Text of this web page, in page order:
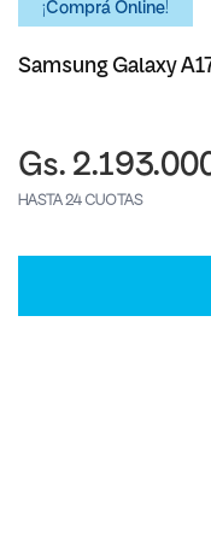
¡Comprá Online!
Samsung Galaxy
Gs.
HASTA 24 CUOTAS